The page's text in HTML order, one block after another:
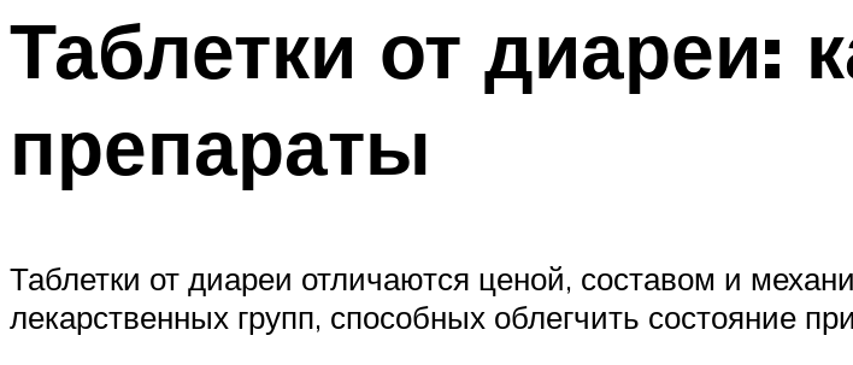
Таблетки от диареи:
препараты
Таблетки от диареи отличаются ценой, составом и
лекарственных групп, способных облегчить состояние